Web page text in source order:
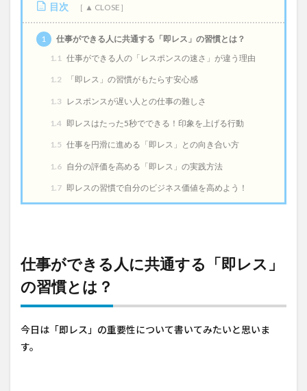
目次
1
仕事ができる人に共通する「即レス」の習慣とは？
1.1 仕事ができる人の「レスポンスの速さ」が違う理由
1.2 「即レス」の習慣がもたらす安心感
1.3 レスポンスが遅い人との仕事の難しさ
1.4 即レスはたった5秒でできる！印象を上げる行動
1.5 仕事を円滑に進める「即レス」との向き合い方
1.6 自分の評価を高める「即レス」の実践方法
1.7 即レスの習慣で自分のビジネス価値を高めよう！
仕事ができる人に共通する「即レス」
の習慣とは？
今日は「即レス」の重要性について書いてみたいと思いま
す。